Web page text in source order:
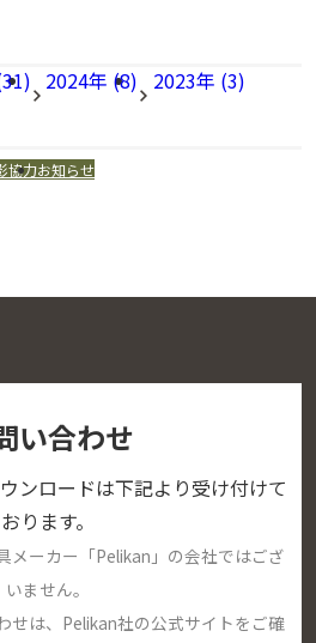
2024年 (8) 2023年 (3)
協力お知らせ
い合わせ
ンロードは下記より受け付けて
おります。
メーカー「Pelikan」の会社ではござ
いません。
せは、Pelikan社の公式サイトをご確